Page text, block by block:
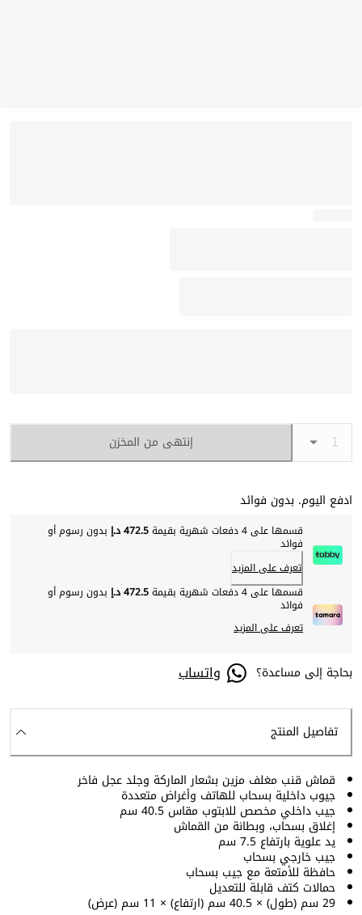
إنتهى من المخزن
ادفع اليوم. بدون فوائد
قسمها على 4 دفعات شهرية بقيمة 472.5 د.إ بدون رسوم أو
فوائد
تعرف على المزيد
قسمها على 4 دفعات شهرية بقيمة
472.5 د.إ بدون رسوم أو
فوائد
تعرف على المزيد
بحاجة إلى مساعدة؟ واتساب
تفاصيل المنتج
قماش قنب مغلف مزين بشعار الماركة وجلد عجل فاخر
جيوب داخلية بسحاب للهاتف وأغراض متعددة
جيب داخلي مخصص للابتوب مقاس 40.5 سم
إغلاق بسحاب، وبطانة من القماش
يد علوية بارتفاع 7.5 سم
جيب خارجي بسحاب
حافظة للأمتعة مع جيب بسحاب
حمالات كتف قابلة للتعديل
29 سم (طول) × 40.5 سم (ارتفاع) × 11 سم (عرض)